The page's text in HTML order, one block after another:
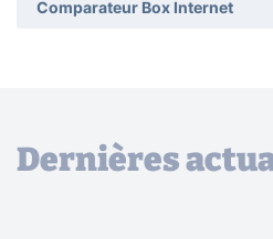
Comparateur Box Internet
Dernières